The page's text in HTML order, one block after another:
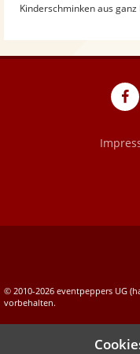
Kinderschminken aus
© 2010-2026 eventpeppers UG
vorbehalten.